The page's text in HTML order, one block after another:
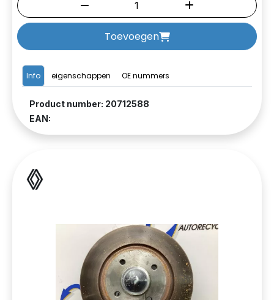
Info eigenschappen OE nummers
Product number: 20712588
EAN:
Toevoegen